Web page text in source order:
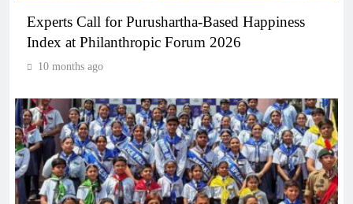
Experts Call for Purushartha-Based Happiness
Index at Philanthropic Forum 2026
10 months ago